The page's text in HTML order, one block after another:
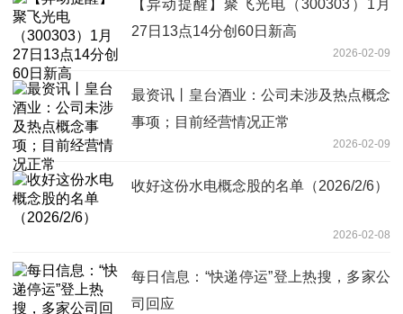
【异动提醒】聚飞光电（300303）1月
27日13点14分创60日新高
2026-02-09
最资讯丨皇台酒业：公司未涉及热点概念
事项；目前经营情况正常
2026-02-09
收好这份水电概念股的名单（2026/2/6）
2026-02-08
每日信息：“快递停运”登上热搜，多家公
司回应